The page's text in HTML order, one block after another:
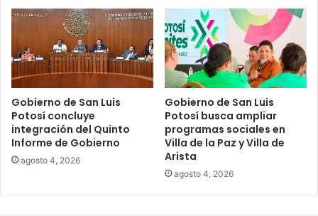
Gobierno de San Luis
Potosí concluye
integración del Quinto
Informe de Gobierno
agosto 4, 2026
Gobierno de San Luis
Potosí busca ampliar
programas sociales en
Villa de la Paz y Villa de
Arista
agosto 4, 2026